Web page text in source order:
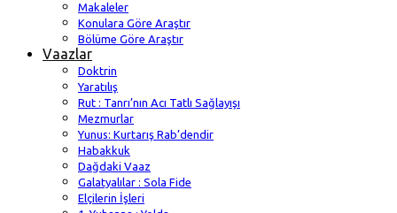
Makaleler
Konulara Göre Araştır
Bölüme Göre Araştır
Vaazlar
Doktrin
Yaratılış
Rut : Tanrı’nın Acı Tatlı Sağlayışı
Mezmurlar
Yunus: Kurtarış Rab’dendir
Habakkuk
Dağdaki Vaaz
Galatyalılar : Sola Fide
Elçilerin İşleri